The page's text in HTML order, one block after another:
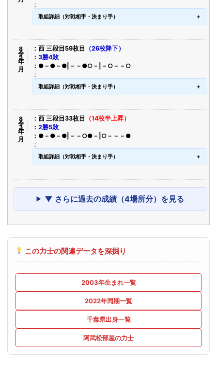
取組詳細（対戦相手・決まり手）
令8年5月 西 三段目59枚目
（26枚降下）
3勝4敗
●－●－●|－－●○－|－○－－○
取組詳細（対戦相手・決まり手）
令8年3月 西 三段目33枚目
（14枚半上昇）
2勝5敗
●－●－●|－－○●－|○－－－●
取組詳細（対戦相手・決まり手）
▼ さらに過去の成績（4場所分）を見る
この力士の関連データを深掘り
2003年生まれ一覧
2022年同期一覧
千葉県出身一覧
阿武松部屋の力士